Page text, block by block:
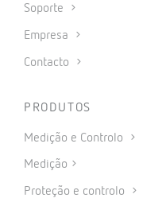
Soporte
Empresa
Contacto
PRODUTOS
Medição e Controlo
Medição
Proteção e controlo